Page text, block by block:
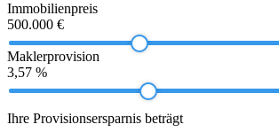
Immobilienpreis
500.000 €
Maklerprovision
3,57 %
Ihre Provisionsersparnis beträgt